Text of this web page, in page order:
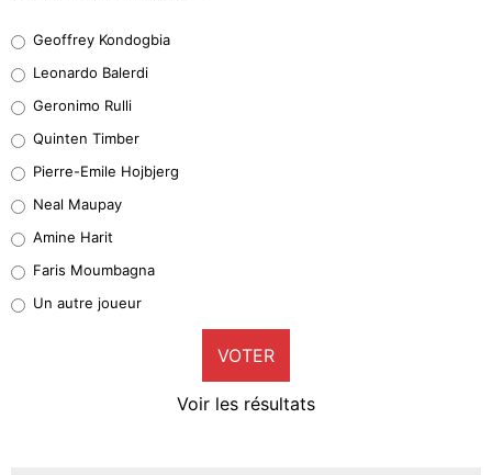
38%
32%
5%
1%
9%
Geoffrey Kondogbia
Leonardo Balerdi
Geronimo Rulli
Quinten Timber
Pierre-Emile Hojbjerg
Neal Maupay
Amine Harit
Faris Moumbagna
Un autre joueur
VOTER
Voir les résultats